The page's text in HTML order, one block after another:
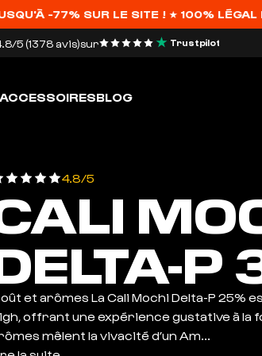
SUR LE SITE ! ★ 100% LÉGAL DANS
5 (1378 avis)sur Trustpilot
ACCESSOIRESBLOG
4.8/5
P
et arômes La Cali Mochi Delta-P 25%
offrant une expérience gustative à la
mêlent la vivacité d’un Am...